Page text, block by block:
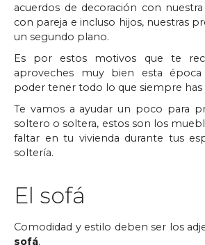
acuerdos de decoración con
con pareja e incluso hijos, nuestras
un segundo plano.
Es por estos motivos que te
aproveches muy bien esta
poder tener todo lo que siempre has
Te vamos a ayudar un poco para
soltero o soltera, estos son los
faltar en tu vivienda durante tus
soltería.
El sofá
Comodidad y estilo deben ser los
sofá.